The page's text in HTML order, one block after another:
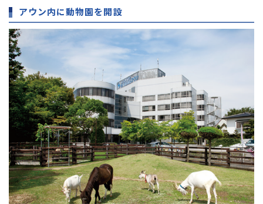
アウン内に動物園を開設